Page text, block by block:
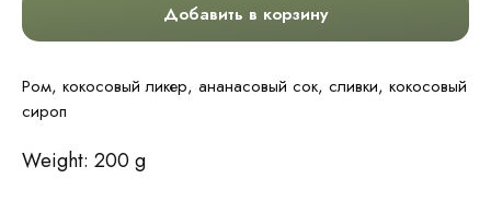
Добавить в корзину
Ром, кокосовый ликер, ананасовый сок, сливки, кокосовый
сироп
Weight: 200 g